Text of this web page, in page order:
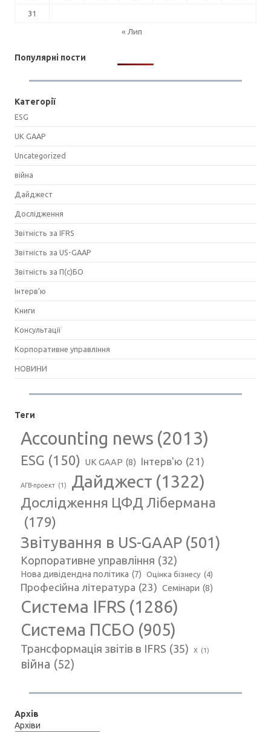
31
« Лип
Популярні пости
Категорії
ESG
UK GAAP
Uncategorized
війна
Дайджест
Дослідження
Звітність за IFRS
Звітність за US-GAAP
Звітність за П(с)БО
Інтерв'ю
Книги
Консультації
Корпоративне управління
НОВИНИ
Теги
Accounting news (2013)
ESG (150) UK GAAP (8) Інтерв'ю (21)
АГВ-проект (1) Дайджест (1322)
Дослідження ЦФД Лібермана
(179)
Звітування в US-GAAP (501)
Корпоративне управління (32)
Нова дивідендна політика (7) Оцінка бізнесу (4)
Професійна література (23) Семінари (8)
Система IFRS (1286)
Система ПСБО (905)
Трансформація звітів в IFRS (35) Х (1)
війна (52)
Архів
Архіви